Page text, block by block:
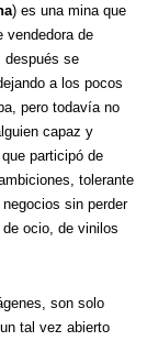
) es una mina que
vendedora de
después se
a los pocos
pero todavía no
capaz y
participó de
tolerante
sin perder
ocio, de vinilos
son solo
tal vez abierto